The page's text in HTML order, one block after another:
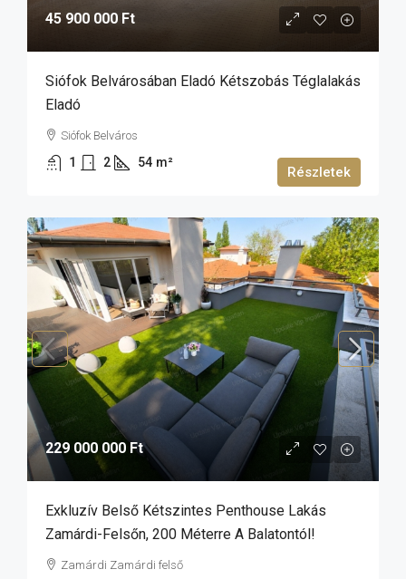
45 900 000 Ft
Siófok Belvárosában Eladó Kétszobás Téglalakás
Eladó
Siófok Belváros
1 2 54 m²
Részletek
229 000 000 Ft
Exkluzív Belső Kétszintes Penthouse Lakás
Zamárdi-Felsőn, 200 Méterre A Balatontól!
Zamárdi Zamárdi felső